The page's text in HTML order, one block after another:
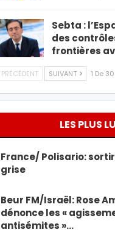
Sebta :
des
frontières
PRÉCÉDENT SUIVANT 1 De
LES PLUS
France/ Polisario:
grise
Beur FM/Israël: Rose
dénonce les «
antisémites »…